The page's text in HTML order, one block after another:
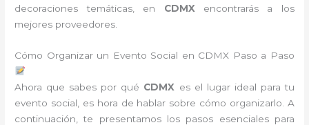
decoraciones temáticas, en CDMX encontrarás a los
mejores proveedores.
Cómo Organizar un Evento Social en CDMX Paso a Paso
Ahora que sabes por qué CDMX es el lugar ideal para tu
evento social, es hora de hablar sobre cómo organizarlo. A
continuación, te presentamos los pasos esenciales para